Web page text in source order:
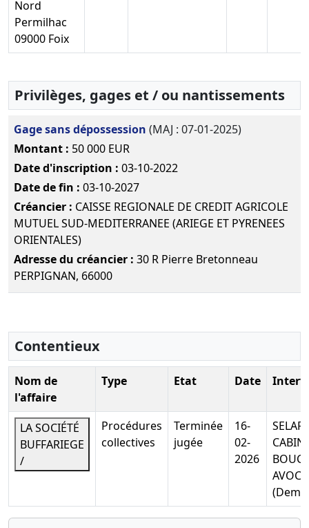
2006
d'assemblée
extraordinaire
03-
2004
Statuts
commerciale
par création
Nord
Permilhac
09000 Foix
Privilèges, gages et / ou nantissements
Gage sans dépossession (MAJ : 07-01-2025)
Montant : 50 000 EUR
Date d'inscription : 03-10-2022
Date de fin : 03-10-2027
Créancier : CAISSE REGIONALE DE CREDIT AGRICOLE
MUTUEL SUD-MEDITERRANEE (ARIEGE ET PYRENEES
ORIENTALES)
Adresse du créancier : 30 R Pierre Bretonneau
PERPIGNAN, 66000
Contentieux
Nom de
l'affaire
Type Etat Date
LA SOCIÉTÉ
BUFFARIEGE
/
Procédures
collectives
Terminée
jugée
16-
02-
2026